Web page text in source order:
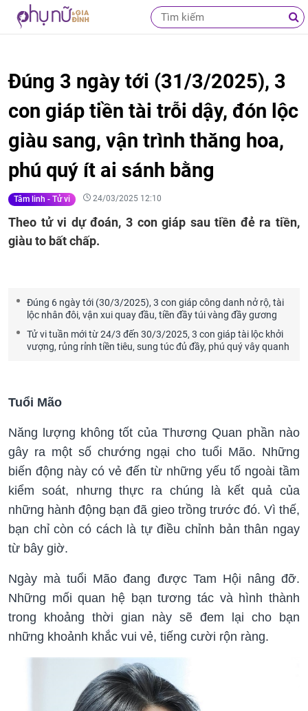
Đúng 3 ngày tới (31/3/2025), 3
con giáp tiền tài trỗi dậy, đón lộc
giàu sang, vận trình thăng hoa,
phú quý ít ai sánh bằng
Tâm linh - Tử vi 24/03/2025 12:10
Theo tử vi dự đoán, 3 con giáp sau tiền đẻ ra tiền,
giàu to bất chấp.
Đúng 6 ngày tới (30/3/2025), 3 con giáp công danh nở rộ, tài
lộc nhân đôi, vận xui quay đầu, tiền đầy túi vàng đầy gương
Tử vi tuần mới từ 24/3 đến 30/3/2025, 3 con giáp tài lộc khởi
vượng, rủng rỉnh tiền tiêu, sung túc đủ đầy, phú quý vây quanh
Tuổi Mão
Năng lượng không tốt của Thương Quan phần nào
gây ra một số chướng ngại cho tuổi Mão. Những
biến động này có vẻ đến từ những yếu tố ngoài tầm
kiểm soát, nhưng thực ra chúng là kết quả của
những hành động bạn đã gieo trồng trước đó. Vì thế,
bạn chỉ còn có cách là tự điều chỉnh bản thân ngay
từ bây giờ.
Ngày mà tuổi Mão đang được Tam Hội nâng đỡ.
Những mối quan hệ bạn tương tác và hình thành
trong khoảng thời gian này sẽ đem lại cho bạn
những khoảnh khắc vui vẻ, tiếng cười rộn ràng.